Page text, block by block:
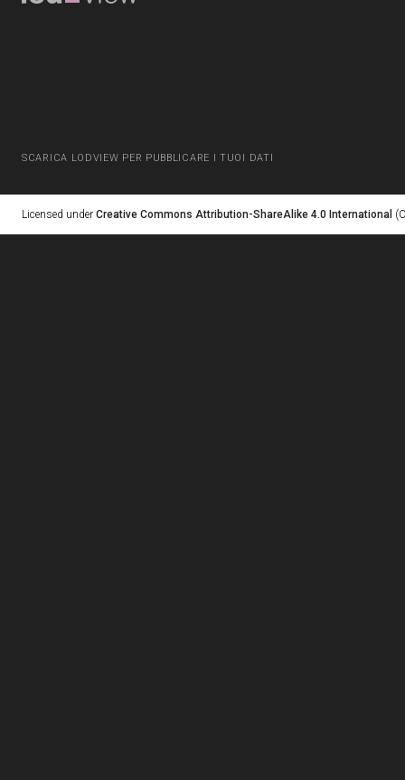
SCARICA LODVIEW PER PUBBLICARE I TUOI DATI
Licensed under Creative Commons Attribution-ShareAlike 4.0 International